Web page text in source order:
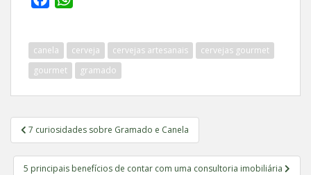
e
b
k
t
p
canela cerveja cervejas artesanais
cervejas gourmet
gourmet
gramado
Navegação
de
Post
7 curiosidades sobre Gramado e Canela
5 principais benefícios de contar com uma consultoria imobiliária